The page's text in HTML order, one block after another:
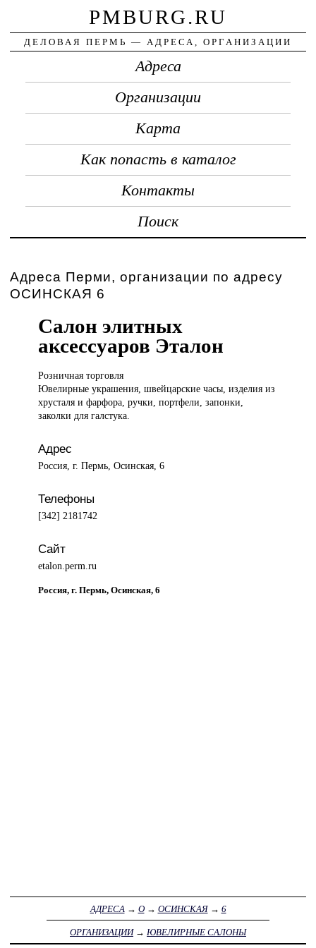
PMBURG.RU
ДЕЛОВАЯ ПЕРМЬ — АДРЕСА, ОРГАНИЗАЦИИ
Адреса
Организации
Карта
Как попасть в каталог
Контакты
Поиск
Адреса Перми, организации по адресу
ОСИНСКАЯ 6
Салон элитных
аксессуаров Эталон
Розничная торговля
Ювелирные украшения, швейцарские часы, изделия из
хрусталя и фарфора, ручки, портфели, запонки,
заколки для галстука.
Адрес
Россия, г. Пермь, Осинская, 6
Телефоны
[342] 2181742
Сайт
etalon.perm.ru
Россия, г. Пермь, Осинская, 6
АДРЕСА → О→ ОСИНСКАЯ→ 6
ОРГАНИЗАЦИИ→ ЮВЕЛИРНЫЕ САЛОНЫ